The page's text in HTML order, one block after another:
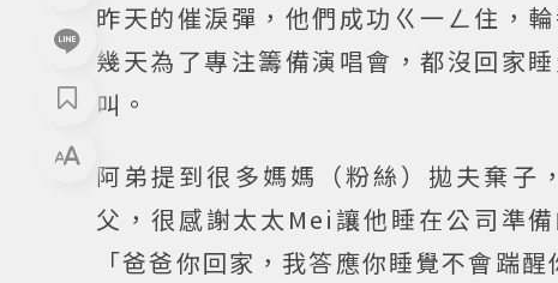
昨天的催淚彈，他們成功ㄍ一ㄥ住，
幾天為了專注籌備演唱會，都沒回家
叫。
阿弟提到很多媽媽（粉絲）拋夫棄子
父，很感謝太太Mei讓他睡在公司準
「爸爸你回家，我答應你睡覺不會踹